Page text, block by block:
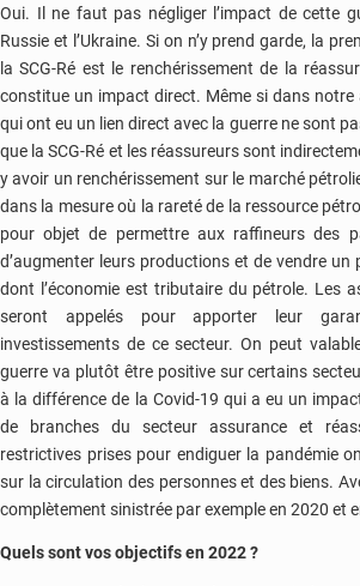
Oui. Il ne faut pas négliger l’impact de cette
Russie et l’Ukraine. Si on n’y prend garde, la
la SCG-Ré est le renchérissement de la
constitue un impact direct. Même si dans notre
qui ont eu un lien direct avec la guerre ne sont
que la SCG-Ré et les réassureurs sont
y avoir un renchérissement sur le marché
dans la mesure où la rareté de la ressource
pour objet de permettre aux raffineurs des
d’augmenter leurs productions et de vendre un
dont l’économie est tributaire du pétrole. Les
seront appelés pour apporter leur
investissements de ce secteur. On peut
guerre va plutôt être positive sur certains
à la différence de la Covid-19 qui a eu un
de branches du secteur assurance et
restrictives prises pour endiguer la pandémie
sur la circulation des personnes et des biens.
complètement sinistrée par exemple en 2020 et
Quels sont vos objectifs en 2022 ?